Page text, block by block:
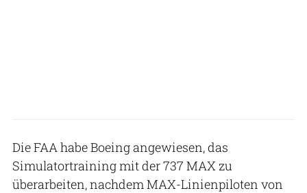
Die FAA habe Boeing angewiesen, das
Simulatortraining mit der 737 MAX zu
überarbeiten, nachdem MAX-Linienpiloten von